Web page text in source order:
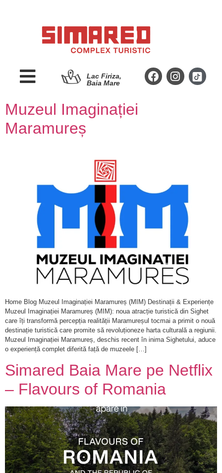
Lac Firiza,
Baia Mare
Muzeul Imaginației
Maramureș
Home Blog Muzeul Imaginației Maramureș (MIM) Destinații & Experiențe
Muzeul Imaginației Maramureș (MIM): noua atracție turistică din Sighet
care îți transformă percepția realității Maramureșul tocmai a primit o nouă
destinație turistică care promite să revoluționeze harta culturală a regiunii.
Muzeul Imaginației Maramureș, deschis recent în inima Sighetului, aduce
o experiență complet diferită față de muzeele […]
Simared Baia Mare pe Netflix
– Flavours of Romania